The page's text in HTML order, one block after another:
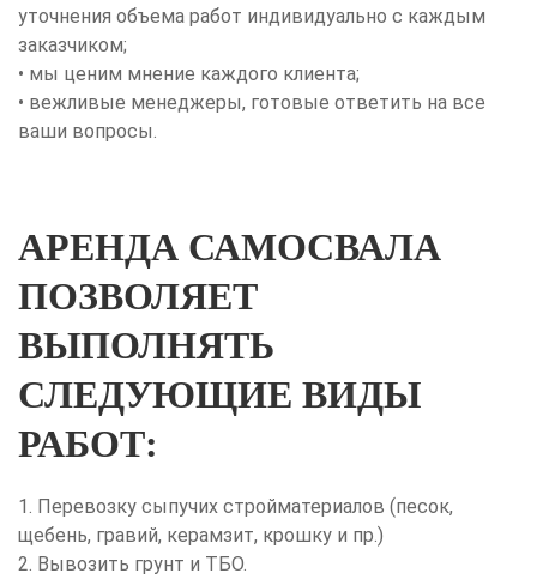
уточнения объема работ индивидуально с каждым
заказчиком;
• мы ценим мнение каждого клиента;
• вежливые менеджеры, готовые ответить на все
ваши вопросы.
АРЕНДА САМОСВАЛА
ПОЗВОЛЯЕТ
ВЫПОЛНЯТЬ
СЛЕДУЮЩИЕ ВИДЫ
РАБОТ:
1. Перевозку сыпучих стройматериалов (песок,
щебень, гравий, керамзит, крошку и пр.)
2. Вывозить грунт и ТБО.